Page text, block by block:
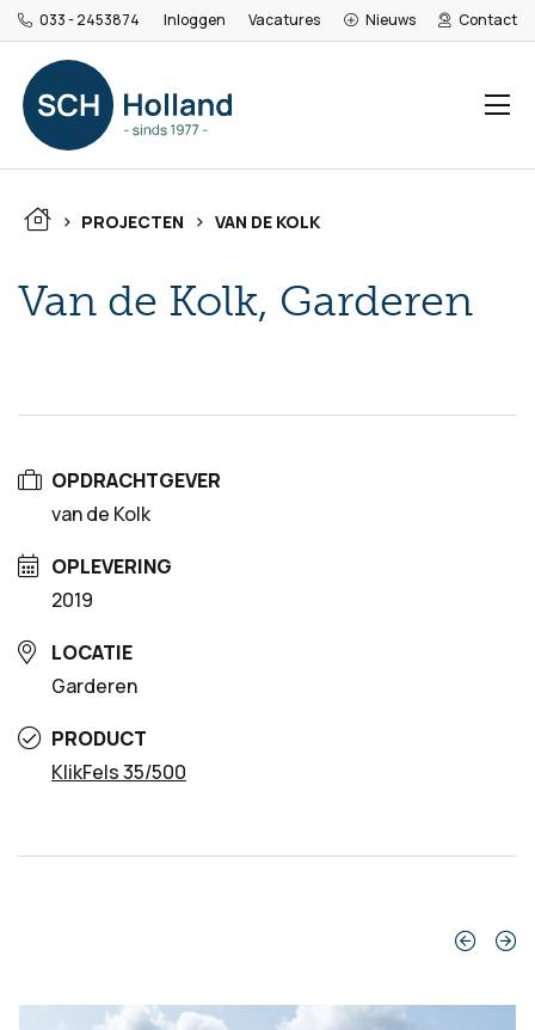
033 - 2453874 Inloggen Vacatures Nieuws Contact
> PROJECTEN > VAN DE KOLK
Van de Kolk, Garderen
OPDRACHTGEVER
van de Kolk
OPLEVERING
2019
LOCATIE
Garderen
PRODUCT
KlikFels 35/500